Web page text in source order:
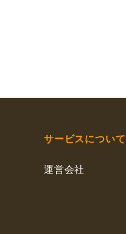
サービスについて
運営会社